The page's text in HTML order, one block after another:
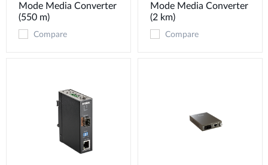
Mode Media Converter
(550 m)
Compare
Mode Media Converter
(2 km)
Compare